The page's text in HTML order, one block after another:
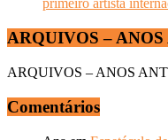
primeiro artista
ARQUIVOS –
ARQUIVOS – ANOS
Comentários